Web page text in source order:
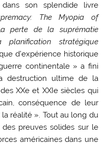
son splendide livre
The Myopia of
perte de la suprématie
stratégique
d’expérience historique
continentale » a fini
destruction ultime de la
XXe et XXIe siècles qui
conséquence de leur
réalité ». Tout au long du
preuves solides sur le
américaines dans une